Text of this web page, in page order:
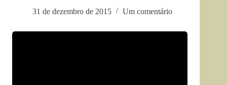
31 de dezembro de 2015
Um comentário